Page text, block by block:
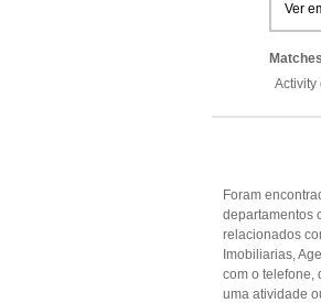
Ver
Activity
Foram
departamentos
relacionados
Imobiliarias,
com o telefone,
uma atividade